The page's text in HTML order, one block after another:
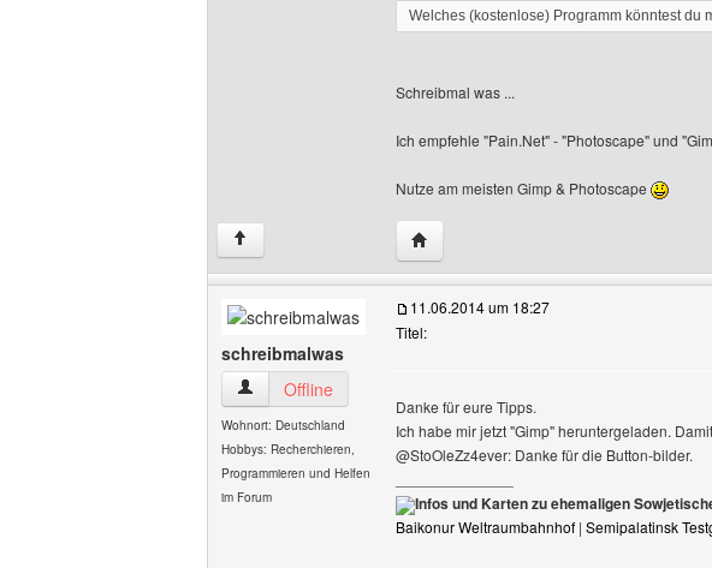
Welches (kostenlose) Programm könntest du
Schreibmal was ...
Ich empfehle "Pain.Net" - "Photoscape" und
Nutze am meisten Gimp & Photoscape
↑ Website dieses Benutzers besuchen:
schreibmalwas
schreibmalwas Benutzer-Profile anzeigen
Offline
Wohnort: Deutschland
Hobbys: Recherchieren,
Programmieren und Helfen
im Forum
11.06.2014 um 18:27
Titel:
Danke für eure Tipps.
Ich habe mir jetzt "Gimp" heruntergeladen.
@StoOleZz4ever: Danke für die Button-bilder.
Infos und Karten zu ehemaligen
Baikonur Weltraumbahnhof | Semipalatinsk